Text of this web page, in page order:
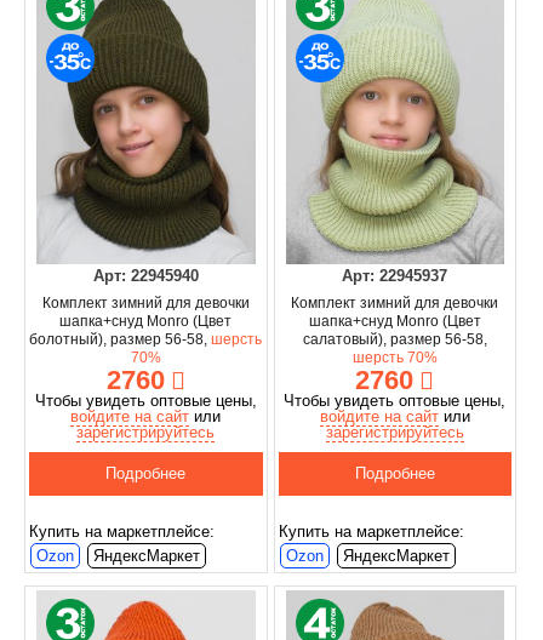
Арт: 22945940
Комплект зимний для девочки
шапка+снуд Monro (Цвет
болотный), размер 56-58,шерсть
70%
2760
Чтобы увидеть оптовые цены,
войдите на сайт или
зарегистрируйтесь
Подробнее
Купить на маркетплейсе:
Ozon
ЯндексМаркет
Арт: 22945937
Комплект зимний для девочки
шапка+снуд Monro (Цвет
салатовый), размер 56-58,
шерсть 70%
2760
Чтобы увидеть оптовые цены,
войдите на сайтили
зарегистрируйтесь
Подробнее
Купить на маркетплейсе:
Ozon
ЯндексМаркет